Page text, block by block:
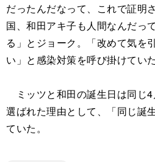
だったんだなって、これで証明
国、和田アキ子も人間なんだっ
る」とジョーク。「改めて気を
い」と感染対策を呼び掛けていた
ミッツと和田の誕生日は同じ
選ばれた理由として、「同じ誕
ていた。